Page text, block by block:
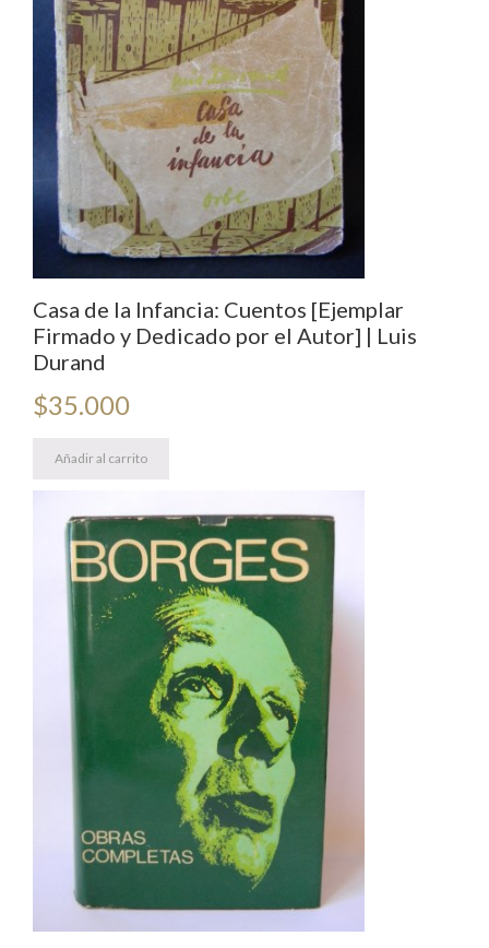
Casa de la Infancia: Cuentos [Ejemplar
Firmado y Dedicado por el Autor] | Luis
Durand
$35.000
Añadir al carrito